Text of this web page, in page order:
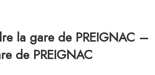
la gare de PREIGNAC –
de PREIGNAC